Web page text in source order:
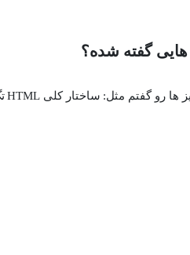
گفته شده؟
ها رو گفتم مثل: ساختار کلی HTML